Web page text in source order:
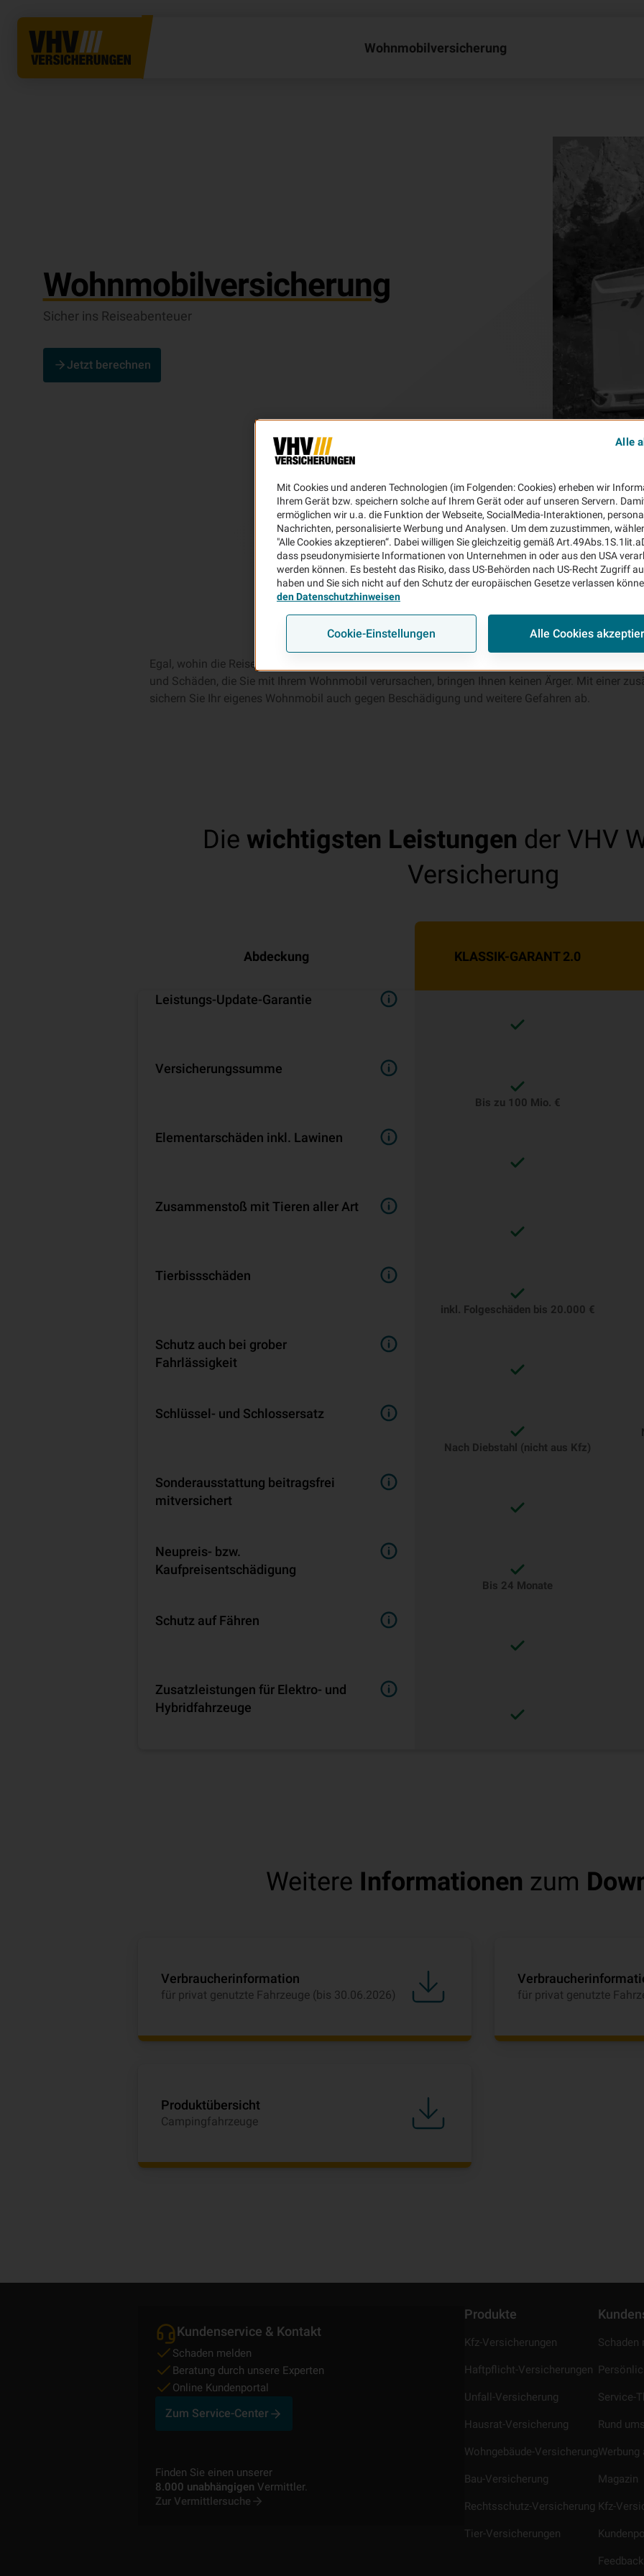
Wohnmobil­ver­si­che­rung
Wohnmobil­ver­si­che­rung
Sicher ins Reiseabenteuer
Jetzt berechnen
Egal, wohin die Reise mit Ihrem Wohnmobil geht, der Versicherungsschutz ist immer mit dabei.
und Schäden, die Sie mit Ihrem Wohnmobil verursachen, bringen Ihnen keinen Ärger. Mit einer
sichern Sie Ihr eigenes Wohnmobil auch gegen Beschädigung und weitere Gefahren ab.
Die wichtigsten Leistungen der VHV
Versicherung
Abdeckung KLASSIK-GARANT 2.0
Leistungs-Update-Garantie
Versicherungssumme
Bis zu 100 Mio. €
Ele­men­tar­schä­den inkl. Lawinen
Zusammenstoß mit Tieren aller Art
Tierbissschäden
inkl. Folgeschäden bis 20.000 €
Schutz auch bei grober
Fahrlässigkeit
Schlüssel- und Schlossersatz
Nach Diebstahl (nicht aus Kfz)
Son­der­aus­stat­tung beitragsfrei
mitversichert
Neupreis- bzw.
Kaufpreisentschädigung
Bis 24 Monate
Schutz auf Fähren
Zusatzleistungen für Elektro- und
Hybridfahrzeuge
Weitere Informationen zum
Verbraucherinformation
für privat genutzte Fahrzeuge (bis 30.06.2026) für privat genutzte
Produktübersicht
Campingfahrzeuge
Kundenservice & Kontakt
Schaden melden
Beratung durch unsere Experten
Online Kundenportal
Zum Service-Center
Finden Sie einen unserer
8.000 unabhängigen Vermittler.
Zur Vermittlersuche
Produkte
Kfz-Versicherungen
Haftpflicht-Versicherungen
Unfall-Versicherung
Hausrat-Versicherung
Wohngebäude-Versicherung
Bau-Versicherung
Rechtsschutz-Versicherung
Tier-Versicherungen
Schaden
Service-
Rund
Magazin
Kfz-
Mit Cookies und anderen Technologien (im Folgenden: Cookies) erheben wir
Ihrem Gerät bzw. speichern solche auf Ihrem Gerät oder auf unseren Servern.
ermöglichen wir u.a. die Funktion der Webseite, SocialMedia-Interaktionen,
Nachrichten, personalisierte Werbung und Analysen. Um dem zuzustimmen,
"Alle Cookies akzeptieren“. Dabei willigen Sie gleichzeitig gemäß
dass pseudonymisierte Informationen von Unternehmen in oder aus den USA
werden können. Es besteht das Risiko, dass US-Behörden nach US-Recht Zugriff
haben und Sie sich nicht auf den Schutz der europäischen Gesetze verlassen
den Datenschutzhinweisen
Cookie-Einstellungen Alle Cookies
Alle